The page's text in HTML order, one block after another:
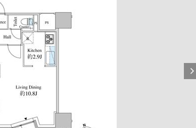
お問い合わせ
キーワードから探す
新着情報から探す
新着募集情報
当社限定(港区・渋
MEMBERS登録
お部屋探しからご契約まで
よくあるご質問
社宅紹介
事業部取り扱い物件入居申
込